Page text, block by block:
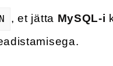
N , et jätta MySQL-i